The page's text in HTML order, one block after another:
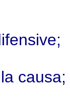
causa;